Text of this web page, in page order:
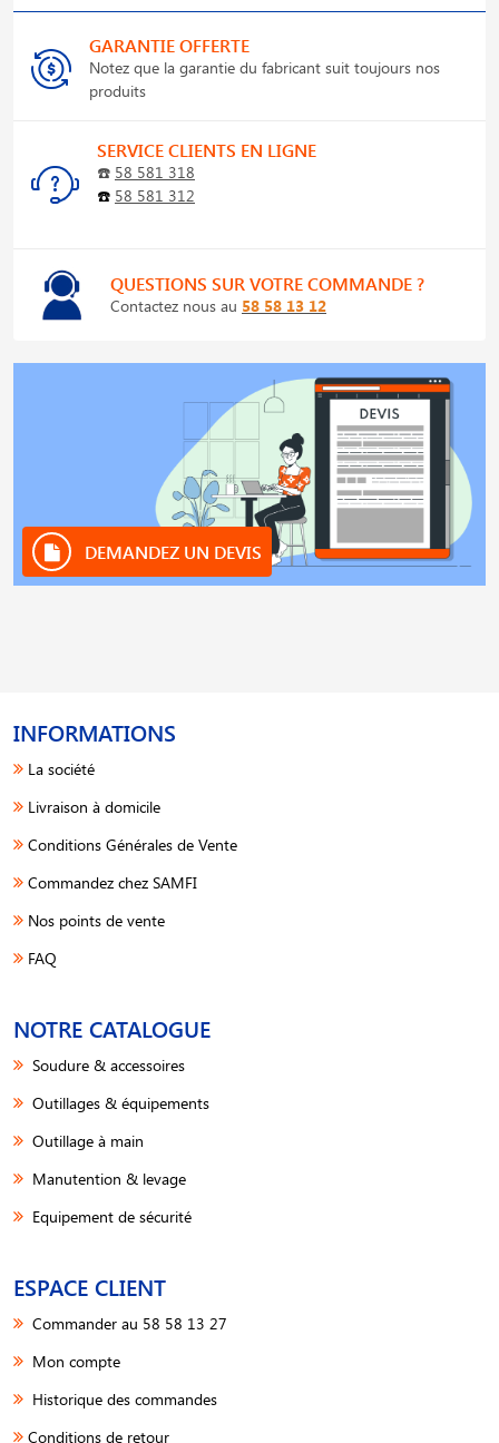
GARANTIE OFFERTE
Notez que la garantie du fabricant suit toujours nos
produits
SERVICE CLIENTS EN LIGNE
☎️ 58 581 318
☎️ 58 581 312
QUESTIONS SUR VOTRE COMMANDE ?
Contactez nous au 58 58 13 12
DEMANDEZ UN DEVIS
INFORMATIONS
La société
Livraison à domicile
Conditions Générales de Vente
Commandez chez SAMFI
Nos points de vente
FAQ
NOTRE CATALOGUE
Soudure & accessoires
Outillages & équipements
Outillage à main
Manutention & levage
Equipement de sécurité
ESPACE CLIENT
Commander au 58 58 13 27
Mon compte
Historique des commandes
Conditions de retour